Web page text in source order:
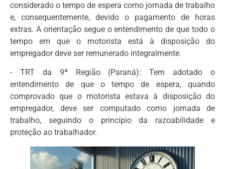
considerado o tempo de espera como jornada de trabalho
e, consequentemente, devido o pagamento de horas
extras. A orientação segue o entendimento de que todo o
tempo em que o motorista está à disposição do
empregador deve ser remunerado integralmente.
- TRT da 9ª Região (Paraná): Tem adotado o
entendimento de que o tempo de espera, quando
comprovado que o motorista estava à disposição do
empregador, deve ser computado como jornada de
trabalho, seguindo o princípio da razoabilidade e
proteção ao trabalhador.